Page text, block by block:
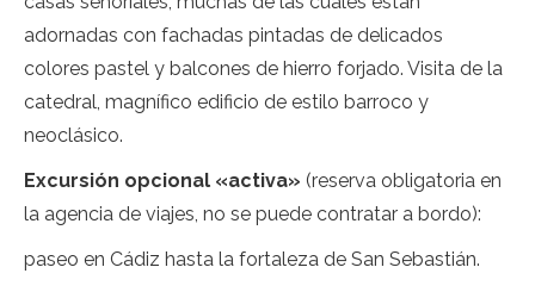
adornadas con fachadas pintadas de delicados
colores pastel y balcones de hierro forjado. Visita de la
catedral, magnífico edificio de estilo barroco y
neoclásico.
Excursión opcional «activa» (reserva obligatoria en
la agencia de viajes, no se puede contratar a bordo):
paseo en Cádiz hasta la fortaleza de San Sebastián.